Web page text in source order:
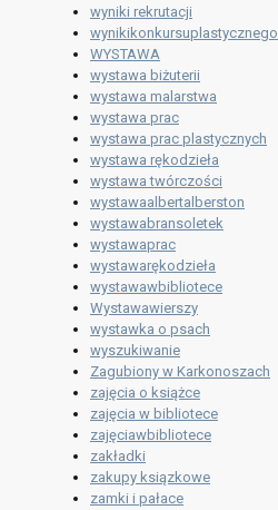
wyniki rekrutacji
wynikikonkursuplastycznego
WYSTAWA
wystawa biżuterii
wystawa malarstwa
wystawa prac
wystawa prac plastycznych
wystawa rękodzieła
wystawa twórczości
wystawaalbertalberston
wystawabransoletek
wystawaprac
wystawarękodzieła
wystawawbibliotece
Wystawawierszy
wystawka o psach
wyszukiwanie
Zagubiony w Karkonoszach
zajęcia o książce
zajęcia w bibliotece
zajęciawbibliotece
zakładki
zakupy ksiązkowe
zamki i pałace